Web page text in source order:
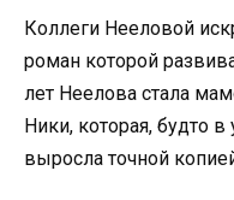
Коллеги Нееловой
роман которой
лет Неелова стала
Ники, которая, будто
выросла точной